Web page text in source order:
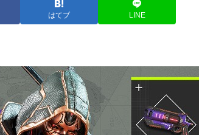
はてブ LINE